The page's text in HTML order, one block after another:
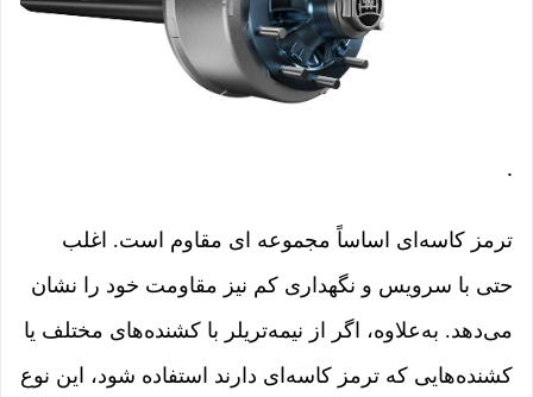
.
ترمز کاسه‌ای اساساً مجموعه ای مقاوم است. اغلب
حتی با سرویس و نگهداری کم نیز مقاومت خود را نشان
می‌دهد. به‌علاوه، اگر از نیمه‌تریلر با کشنده‌های مختلف یا
کشنده‌هایی که ترمز کاسه‌ای دارند استفاده شود، این نوع